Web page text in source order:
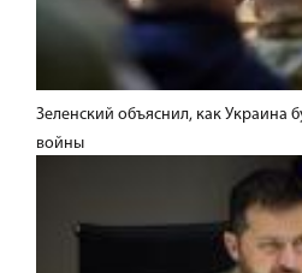
Зеленский объяснил, как Украина
войны